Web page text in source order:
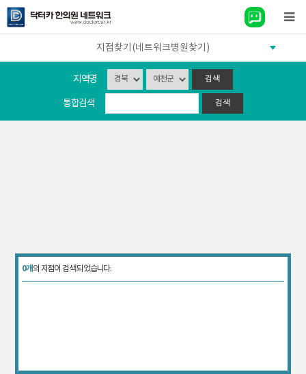
지점찾기(네트워크병원찾기)
지역명
통합검색
0개의 지점이 검색 되었습니다.